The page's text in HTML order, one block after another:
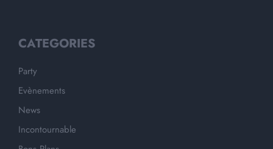
CATEGORIES
Party
Evènements
News
Incontournable